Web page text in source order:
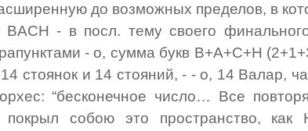
до возможных пределов, в
- в посл. тему своего
- о, сумма букв B+A+C+H
стоянок и 14 стояний, - - о, 14 Валар,
“бесконечное число… Все
собою это пространство, как